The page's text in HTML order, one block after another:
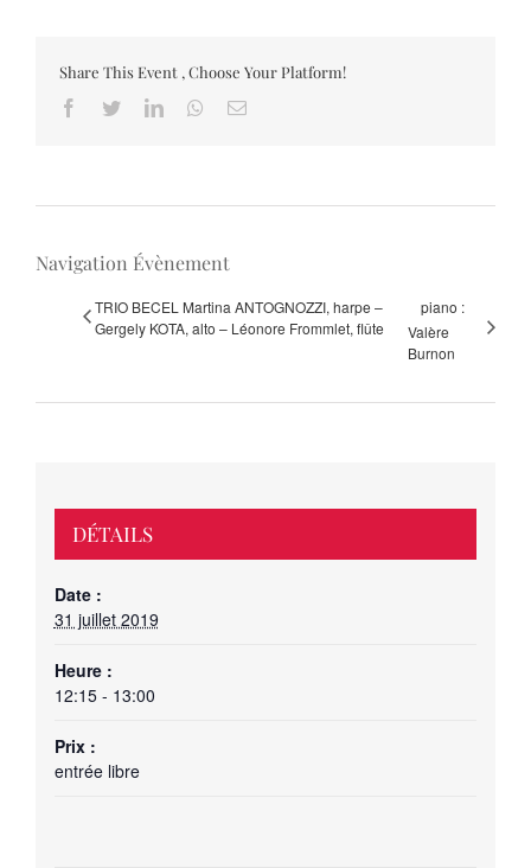
Share This Event , Choose Your Platform!
Facebook
TwitterLinkedInWhatsapp
Email
Navigation Évènement
TRIO BECEL Martina ANTOGNOZZI, harpe –
Gergely KOTA, alto – Léonore Frommlet, flûte
piano :
Valère
Burnon
DÉTAILS
Date :
31 juillet 2019
Heure :
12:15 - 13:00
Prix :
entrée libre